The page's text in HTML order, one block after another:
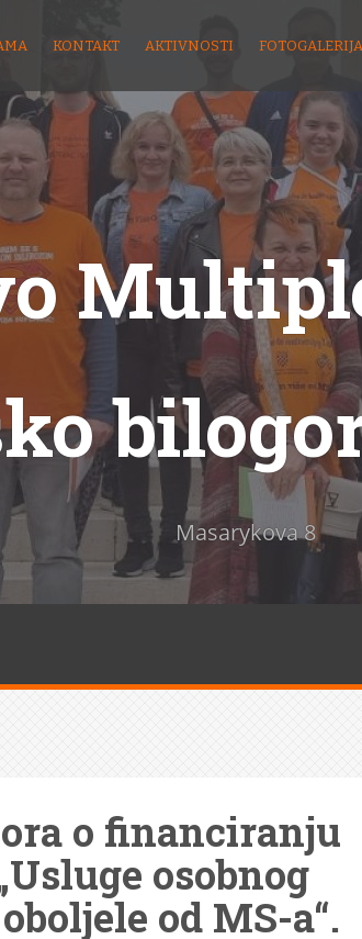
KONTAKT AKTIVNOSTI FOTOGALERIJA
Masarykova 8
o financiranju
osobnog
od MS-a“.